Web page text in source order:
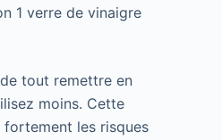
1 verre de vinaigre
tout remettre en
moins. Cette
fortement les risques